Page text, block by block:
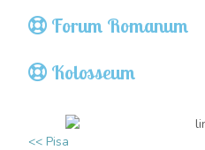
Forum Romanum
Kolosseum
<< Pisa